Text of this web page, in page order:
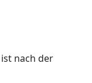
nach der